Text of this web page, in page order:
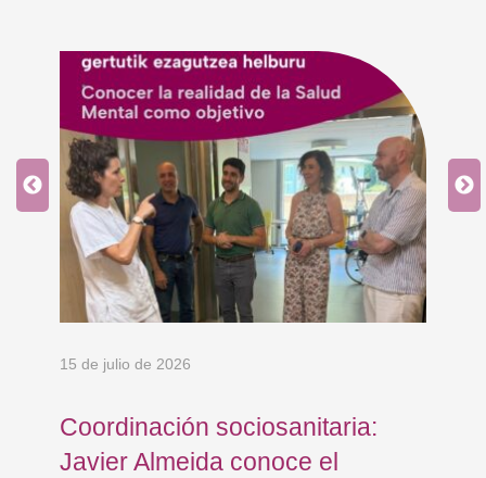
15 de julio de 2026
Coordinación sociosanitaria:
Javier Almeida conoce el